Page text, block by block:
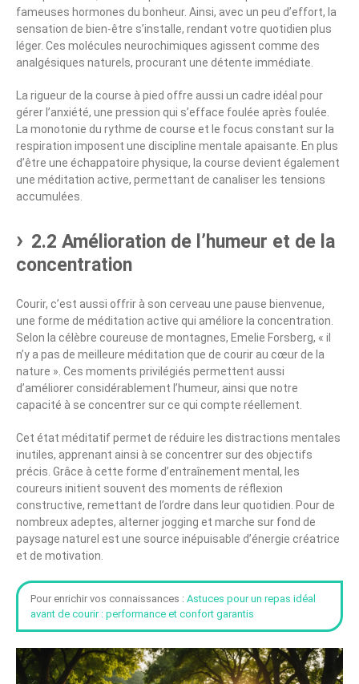
fameuses hormones du bonheur. Ainsi, avec un peu d’effort, la
sensation de bien-être s’installe, rendant votre quotidien plus
léger. Ces molécules neurochimiques agissent comme des
analgésiques naturels, procurant une détente immédiate.
La rigueur de la course à pied offre aussi un cadre idéal pour
gérer l’anxiété, une pression qui s’efface foulée après foulée.
La monotonie du rythme de course et le focus constant sur la
respiration imposent une discipline mentale apaisante. En plus
d’être une échappatoire physique, la course devient également
une méditation active, permettant de canaliser les tensions
accumulées.
2.2 Amélioration de l’humeur et de la
concentration
Courir, c’est aussi offrir à son cerveau une pause bienvenue,
une forme de méditation active qui améliore la concentration.
Selon la célèbre coureuse de montagnes, Emelie Forsberg, « il
n’y a pas de meilleure méditation que de courir au cœur de la
nature ». Ces moments privilégiés permettent aussi
d’améliorer considérablement l’humeur, ainsi que notre
capacité à se concentrer sur ce qui compte réellement.
Cet état méditatif permet de réduire les distractions mentales
inutiles, apprenant ainsi à se concentrer sur des objectifs
précis. Grâce à cette forme d’entraînement mental, les
coureurs initient souvent des moments de réflexion
constructive, remettant de l’ordre dans leur quotidien. Pour de
nombreux adeptes, alterner jogging et marche sur fond de
paysage naturel est une source inépuisable d’énergie créatrice
et de motivation.
Pour enrichir vos connaissances : Astuces pour un repas idéal
avant de courir : performance et confort garantis